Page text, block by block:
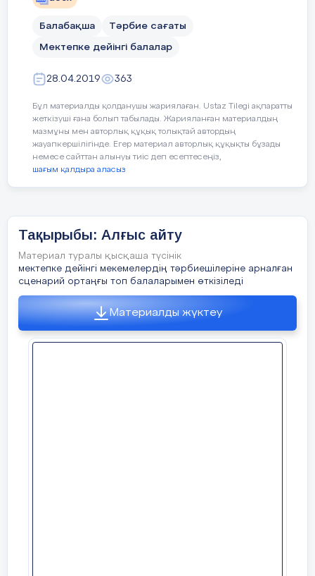
«Күншуақ «ересек тобы
«1 Наурыз-Алғыс күні»
Балабақша Тәрбие сағаты
Мектепке дейінгі балалар
28.04.2019 363
Бұл материалды қолданушы жариялаған. Ustaz Tilegi ақпаратты
жеткізуші ғана болып табылады. Жарияланған материалдың
мазмұны мен авторлық құқық толықтай автордың
жауапкершілігінде. Егер материал авторлық құқықты бұзады
немесе сайттан алынуы тиіс деп есептесеңіз,
шағым қалдыра аласыз
Тақырыбы: Алғыс айту
Материал туралы қысқаша түсінік
мектепке дейінгі мекемелердің тәрбиешілеріне арналған
сценарий ортаңғы топ балаларымен өткізіледі
Материалды жүктеу